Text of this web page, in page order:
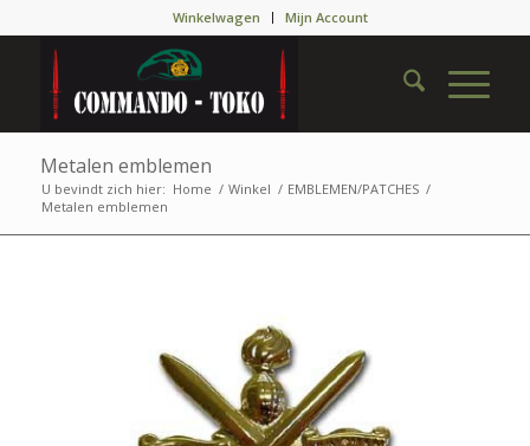
Winkelwagen Mijn Account
Metalen emblemen
U bevindt zich hier: Home / Winkel / EMBLEMEN/PATCHES /
Metalen emblemen